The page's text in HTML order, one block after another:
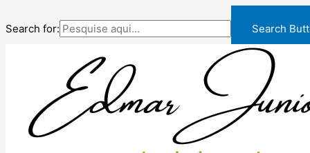
Search for:
Search
conteúdo